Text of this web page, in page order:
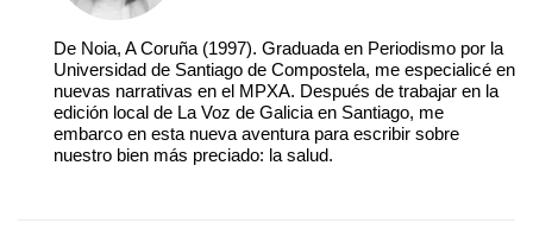
De Noia, A Coruña (1997). Graduada en Periodismo por la
Universidad de Santiago de Compostela, me especialicé en
nuevas narrativas en el MPXA. Después de trabajar en la
edición local de La Voz de Galicia en Santiago, me
embarco en esta nueva aventura para escribir sobre
nuestro bien más preciado: la salud.